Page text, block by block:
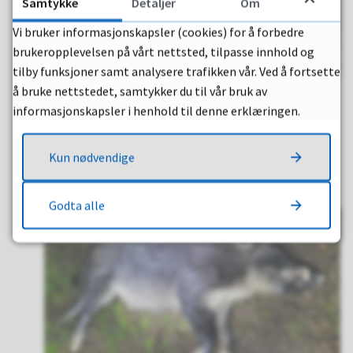
Kommunen vant Os-saken
Halden kommune fikk fullt medhold i rettssaken om
hvem som skal bygge idrettshall og skole på Os.
Veidekke må betale saksomkostningene.
21.03.2021 kl. 12:01
Vi bruker informasjonskapsler (cookies) for å forbedre
brukeropplevelsen på vårt nettsted, tilpasse innhold og
tilby funksjoner samt analysere trafikken vår. Ved å fortsette
å bruke nettstedet, samtykker du til vår bruk av
informasjonskapsler i henhold til denne erklæringen.
Kun nødvendige
Godta alle